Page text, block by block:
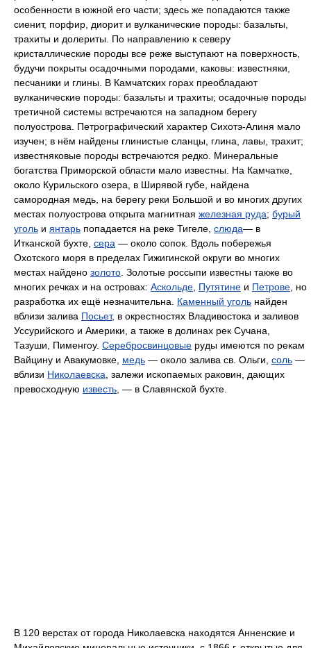
особенности в южной его части; здесь же попадаются также
сиенит, порфир, диорит и вулканические породы: базальты,
трахиты и долериты. По направлению к северу
кристаллические породы все реже выступают на поверхность,
будучи покрыты осадочными породами, каковы: известняки,
песчаники и глины. В Камчатских горах преобладают
вулканические породы: базальты и трахиты; осадочные породы
третичной системы встречаются на западном берегу
полуострова. Петрографический характер Сихотэ-Алиня мало
изучен; в нём найдены глинистые сланцы, глина, лавы, трахит;
известняковые породы встречаются редко. Минеральные
богатства Приморской области мало известны. На Камчатке,
около Курильского озера, в Ширявой губе, найдена
самородная медь, на берегу реки Большой и во многих других
местах полуострова открыта магнитная железная руда; бурый
уголь и янтарь попадается на реке Тигеле, слюда— в
Итканской бухте, сера — около сопок. Вдоль побережья
Охотского моря в пределах Гижигинской округи во многих
местах найдено золото. Золотые россыпи известны также во
многих речках и на островах: Аскольде, Путятине и Петрове, но
разработка их ещё незначительна. Каменный уголь найден
вблизи залива Посьет, в окрестностях Владивостока и заливов
Уссурийского и Америки, а также в долинах рек Сучана,
Тазуши, Пименгоу. Серебросвинцовые руды имеются по рекам
Вайцину и Авакумовке, медь — около залива св. Ольги, соль —
вблизи Николаевска, залежи ископаемых раковин, дающих
превосходную известь, — в Славянской бухте.
В 120 верстах от города Николаевска находятся Анненские и